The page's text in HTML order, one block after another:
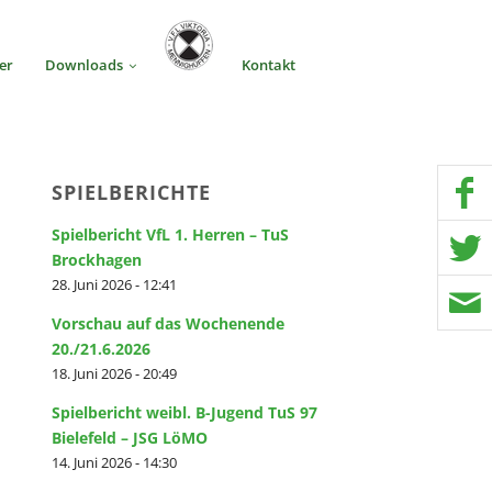
Downloads Kontakt
SPIELBERICHTE
Spielbericht VfL 1. Herren – TuS
Brockhagen
28. Juni 2026 - 12:41
Vorschau auf das Wochenende
20./21.6.2026
18. Juni 2026 - 20:49
Spielbericht weibl. B-Jugend TuS 97
Bielefeld – JSG LöMO
14. Juni 2026 - 14:30